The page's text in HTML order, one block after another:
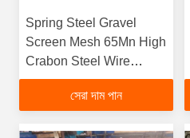
Spring Steel Gravel
Screen Mesh 65Mn High
Crabon Steel Wire
Screens
সেরা দাম পান